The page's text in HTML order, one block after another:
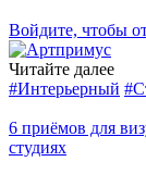
Войдите, чтобы
Читайте далее
#Интерьерный
6 приёмов для
студиях